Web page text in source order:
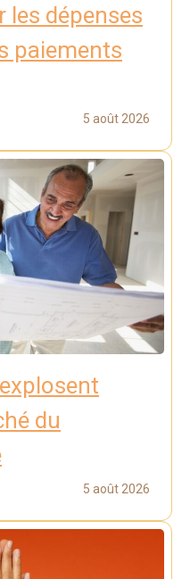
les dépenses
paiements
5 août 2026
du
5 août 2026